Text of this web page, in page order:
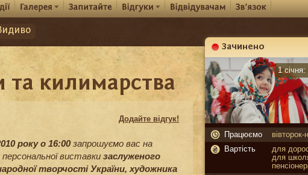
та килимарства
Додайте відгук!
року о 16:00запрошуємо вас на
виставки заслуженого
творчості України, художника
Зачинено
Карантин 1 січня:
Працюємо
Вартість
для
для